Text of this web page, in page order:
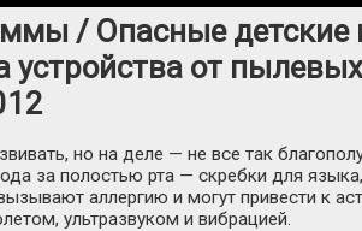
/ Опасные детские
устройства от
но на деле — не все так
за полостью рта — скребки для
аллергию и могут привести к
ультразвуком и вибрацией.